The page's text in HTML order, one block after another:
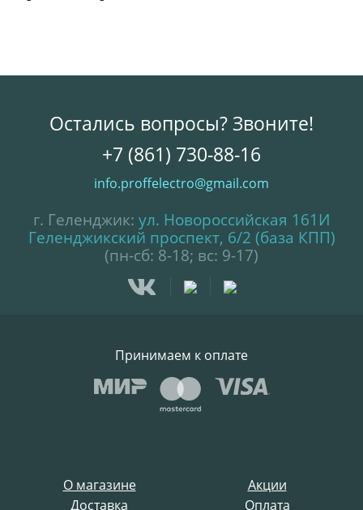
О магазине
Акции
Доставка
Оплата
Остались вопросы? Звоните!
+7 (861) 730-88-16
info.proffelectro@gmail.com
г. Геленджик: ул. Новороссийская 161И
Геленджикский проспект, 6/2 (база КПП)
(пн-сб: 8-18; вс: 9-17)
Принимаем к оплате